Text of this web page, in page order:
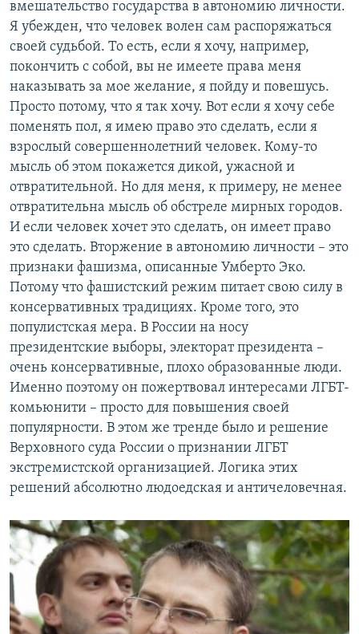
вмешательство государства в автономию личности.
Я убежден, что человек волен сам распоряжаться
своей судьбой. То есть, если я хочу, например,
покончить с собой, вы не имеете права меня
наказывать за мое желание, я пойду и повешусь.
Просто потому, что я так хочу. Вот если я хочу себе
поменять пол, я имею право это сделать, если я
взрослый совершеннолетний человек. Кому-то
мысль об этом покажется дикой, ужасной и
отвратительной. Но для меня, к примеру, не менее
отвратительна мысль об обстреле мирных городов.
И если человек хочет это сделать, он имеет право
это сделать. Вторжение в автономию личности – это
признаки фашизма, описанные Умберто Эко.
Потому что фашистский режим питает свою силу в
консервативных традициях. Кроме того, это
популистская мера. В России на носу
президентские выборы, электорат президента –
очень консервативные, плохо образованные люди.
Именно поэтому он пожертвовал интересами ЛГБТ-
комьюнити – просто для повышения своей
популярности. В этом же тренде было и решение
Верховного суда России о признании ЛГБТ
экстремистской организацией. Логика этих
решений абсолютно людоедская и античеловечная.